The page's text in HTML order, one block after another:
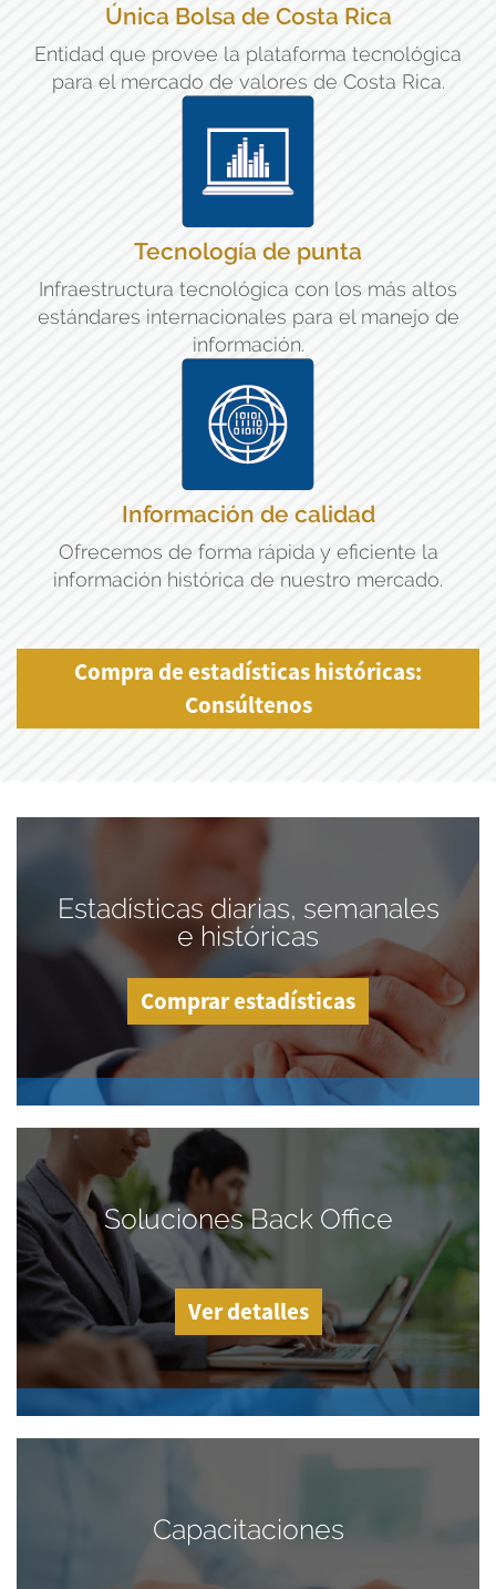
Única Bolsa de Costa Rica
Entidad que provee la plataforma tecnológica
para el mercado de valores de Costa Rica.
Tecnología de punta
Infraestructura tecnológica con los más altos
estándares internacionales para el manejo de
información.
Información de calidad
Ofrecemos de forma rápida y eficiente la
información histórica de nuestro mercado.
Compra de estadísticas históricas:
Consúltenos
Estadísticas diarias, semanales
e históricas
Comprar estadísticas
Soluciones Back Office
Ver detalles
Capacitaciones